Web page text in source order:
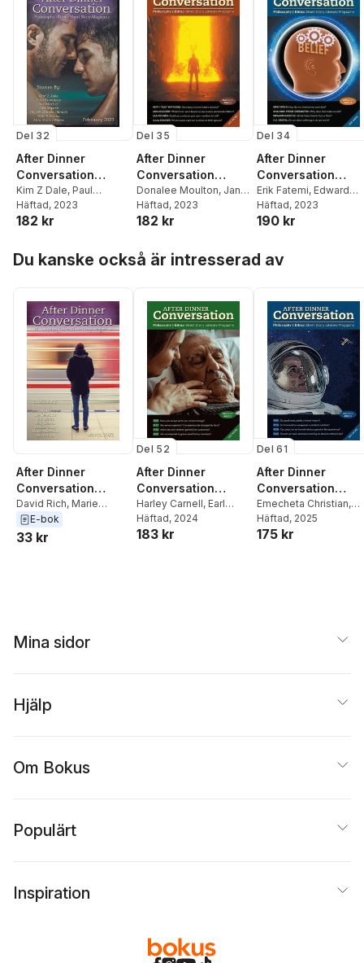
Del 32
After Dinner
Conversation
Magazine
Kim Z Dale, Paul
Brownsey,Sue Mitchell
Häftad, 2023
182 kr
Del 35
After Dinner
Conversation
Magazine
Donalee Moulton, Jan
McCleery,Keith Doc
Raymond
Häftad, 2023
182 kr
Del 34
After Dinner
Conversation
Magazine
Erik Fatemi, Edward
Daschle,Shannon
Greenstein
Häftad, 2023
190 kr
Du kanske också är intresserad av
After Dinner
Conversation
Magazine
David Rich, Marie
Anderson
Billy Craven
E-bok
33 kr
Del 52
After Dinner
Conversation
Magazine
Harley Carnell, Earl
Smith,Kristina Ryan
Tate
Häftad, 2024
183 kr
Del 61
After Dinner
Conversation
Magazine
Emecheta Christian,
John Oakes,
Lewis
Häftad, 2025
175 kr
Mina sidor
Hjälp
Om Bokus
Populärt
Inspiration